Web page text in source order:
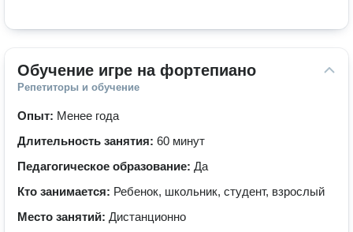
Обучение игре на фортепиано
Репетиторы и обучение
Опыт: Менее года
Длительность занятия: 60 минут
Педагогическое образование: Да
Кто занимается: Ребенок, школьник, студент, взрослый
Место занятий: Дистанционно